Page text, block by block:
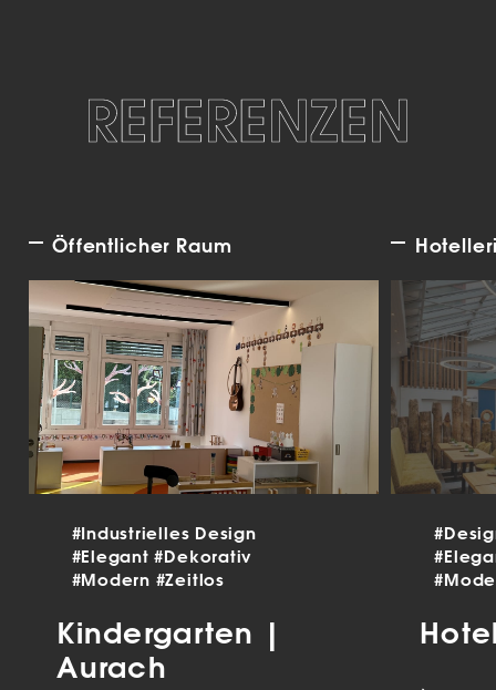
REFERENZEN
Öffentlicher Raum
#Industrielles Design
#Elegant#Dekorativ
#Modern #Zeitlos
Kindergarten |
Aurach